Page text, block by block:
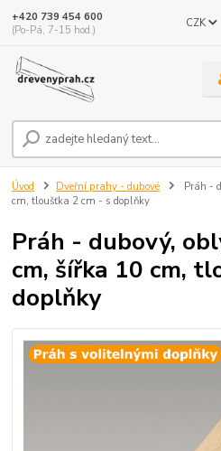
CZK
+420 739 454 600
(Po-Pá, 7-15 hod.)
Úvod Dveřní prahy - dubové
Práh -
cm, tloušťka 2 cm - s doplňky
Práh - dubový,
cm, šířka 10 cm,
doplňky